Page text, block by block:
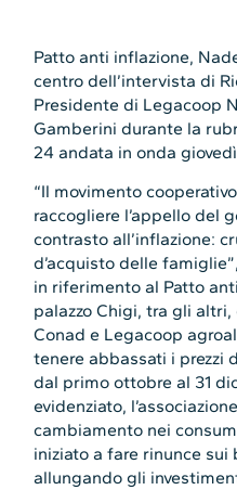
Patto anti inflazione,
centro dell’intervista di
Presidente di Legacoop
Gamberini durante la
24 andata in onda
“Il movimento
raccogliere l’appello del
contrasto all’inflazione:
d’acquisto delle
in riferimento al Patto
palazzo Chigi, tra gli
Conad e Legacoop
tenere abbassati i prezzi
dal primo ottobre al 31
evidenziato,
cambiamento nei
iniziato a fare rinunce sui
allungando gli